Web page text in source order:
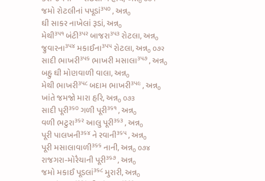
જમોરોટલીનાં પપૂડાં૩૫૦ , અન્ન૦
ઘી સાકર નાખેલાં રૂડાં, અન્ન૦
મેથી૩૫૧ બંટી૩૫૨ બાજરા૩૫૩ રોટલા, અન્ન૦
જુવારના૩૫૪ મકાઈના૩૫૫ રોટલા, અન્ન૦ ૦૭૨
સાદી ભાખરી૩૫૬ ભાખરી મસાલા૩૫૭ , અન્ન૦
બહુ ઘી મોણવાળી વાલા, અન્ન૦
મેથી ભાખરી૩૫૮ બદામ ભાખરી૩૫૯ , અન્ન૦
ખાંતે જમજો મારા હરિ, અન્ન૦ ૦૭૩
સાદી પૂરી૩૬૦ ગળી પૂરી૩૬૧ , અન્ન૦
વળી ભટુરા૩૬૨ આલુ પૂરી૩૬૩ , અન્ન૦
પૂરી પાલખની૩૬૪ નેરવાની૩૬૫ , અન્ન૦
પૂરી મસાલાવાળી૩૬૬ નાની, અન્ન૦ ૦૭૪
રાજગરા-મોરૈયાની પૂરી૩૬૭ , અન્ન૦
જમોમકાઈ પૂડલાં૩૬૮ મુરારી, અન્ન૦